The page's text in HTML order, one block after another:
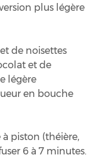
plus légère
de noisettes
et de
légère
en bouche
à piston (théière,
6 à 7 minutes.